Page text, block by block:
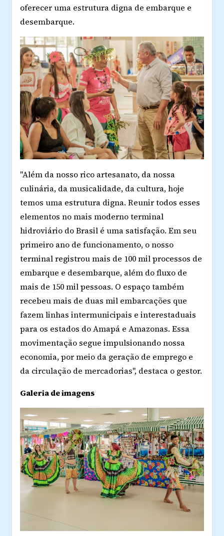
oferecer uma estrutura digna de embarque e
desembarque.
"Além da nosso rico artesanato, da nossa
culinária, da musicalidade, da cultura, hoje
temos uma estrutura digna. Reunir todos esses
elementos no mais moderno terminal
hidroviário do Brasil é uma satisfação. Em seu
primeiro ano de funcionamento, o nosso
terminal registrou mais de 100 mil processos de
embarque e desembarque, além do fluxo de
mais de 150 mil pessoas. O espaço também
recebeu mais de duas mil embarcações que
fazem linhas intermunicipais e interestaduais
para os estados do Amapá e Amazonas. Essa
movimentação segue impulsionando nossa
economia, por meio da geração de emprego e
da circulação de mercadorias", destaca o gestor.
Galeria de imagens